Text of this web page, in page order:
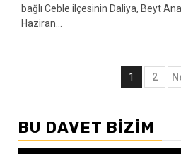
bağlı Ceble ilçesinin Daliya, Beyt
Haziran...
Yazı
1 2
BU DAVET BIZIM